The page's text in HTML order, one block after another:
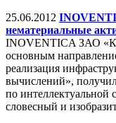
25.06.2012
нематериальные
INOVENTICA ЗАО
основным
реализация
вычислений»,
по интеллектуальной
словесный и